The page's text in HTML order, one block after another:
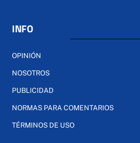
INFO
OPINIÓN
NOSOTROS
PUBLICIDAD
NORMAS PARA COMENTARIOS
TÉRMINOS DE USO